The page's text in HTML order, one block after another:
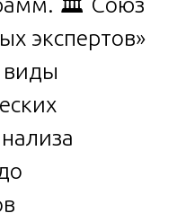
экспертов»
виды